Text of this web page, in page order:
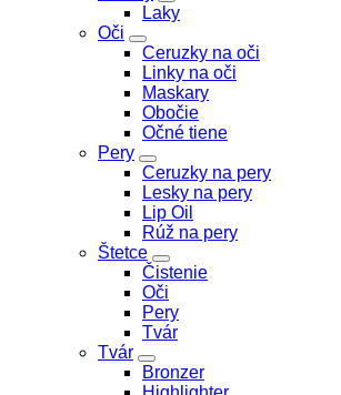
Laky
Oči
Ceruzky na oči
Linky na oči
Maskary
Obočie
Očné tiene
Pery
Ceruzky na pery
Lesky na pery
Lip Oil
Rúž na pery
Štetce
Čistenie
Oči
Pery
Tvár
Tvár
Bronzer